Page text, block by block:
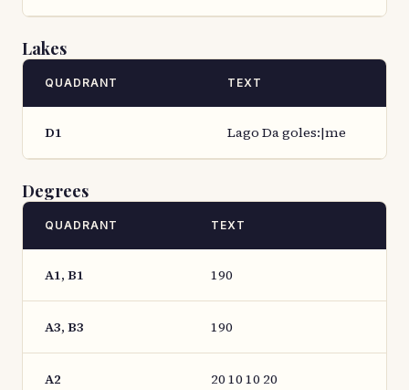
Lakes
QUADRANT TEXT
D1 Lago Da goles:|me
Degrees
QUADRANT TEXT
A1, B1 190
A3, B3 190
A2 20 10 10 20